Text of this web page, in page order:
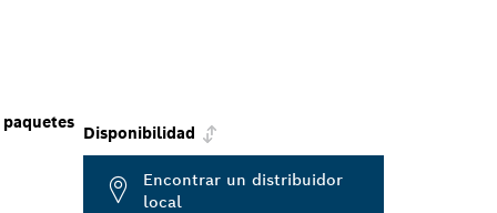
Disponibilidad
Encontrar un distribuidor
local